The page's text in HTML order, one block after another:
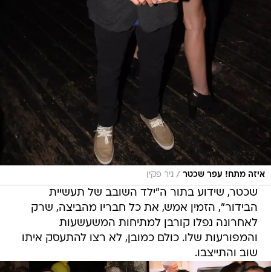
איזה מתח! עפר שכטר / ניר פקין
שכטר, שידוע בתור ה"ילד השובב של תעשיית
הבידור", הזמין אמש, את כל חבריו מהביצה, שרק
לאחרונה נפלו קורבן למתיחות המשעשעות
והמפורעות שלו. כולם כמובן, לא רצו להתעסק איתו
שוב והתייצבו.